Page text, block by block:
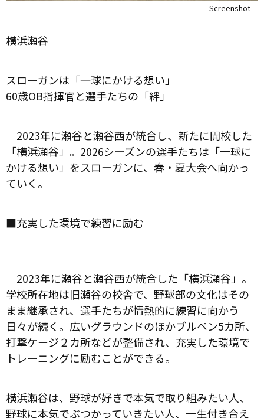
Screenshot
横浜瀬谷
スローガンは「一球にかける想い」
60歳OB指揮官と選手たちの「絆」
2023年に瀬谷と瀬谷西が統合し、新たに開校した
「横浜瀬谷」。2026シーズンの選手たちは「一球に
かける想い」をスローガンに、春・夏大会へ向かっ
ていく。
■充実した環境で練習に励む
2023年に瀬谷と瀬谷西が統合した「横浜瀬谷」。
学校所在地は旧瀬谷の校舎で、野球部の文化はその
まま継承され、選手たちが情熱的に練習に向かう
日々が続く。広いグラウンドのほかブルペン5カ所、
打撃ケージ２カ所などが整備され、充実した環境で
トレーニングに励むことができる。
横浜瀬谷は、野球が好きで本気で取り組みたい人、
野球に本気でぶつかっていきたい人、一生付き合え